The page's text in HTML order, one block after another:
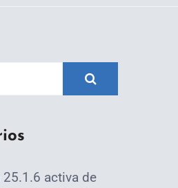
25.1.6 activa de